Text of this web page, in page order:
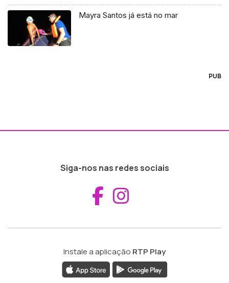
Mayra Santos já está no mar
PUB
Siga-nos nas redes sociais
Aceder ao
Instale a aplicação RTP Play